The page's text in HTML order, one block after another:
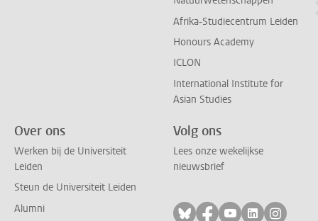
Afrika-Studiecentrum Leiden
Honours Academy
ICLON
International Institute for
Asian Studies
Over ons
Werken bij de Universiteit
Leiden
Steun de Universiteit Leiden
Alumni
Volg ons
Lees onze wekelijkse
nieuwsbrief
Volg ons op bluesky
Volg ons op
Volg ons op
Volg ons
Volg